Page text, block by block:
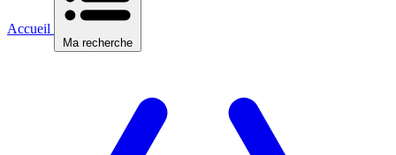
Accueil
Ma recherche